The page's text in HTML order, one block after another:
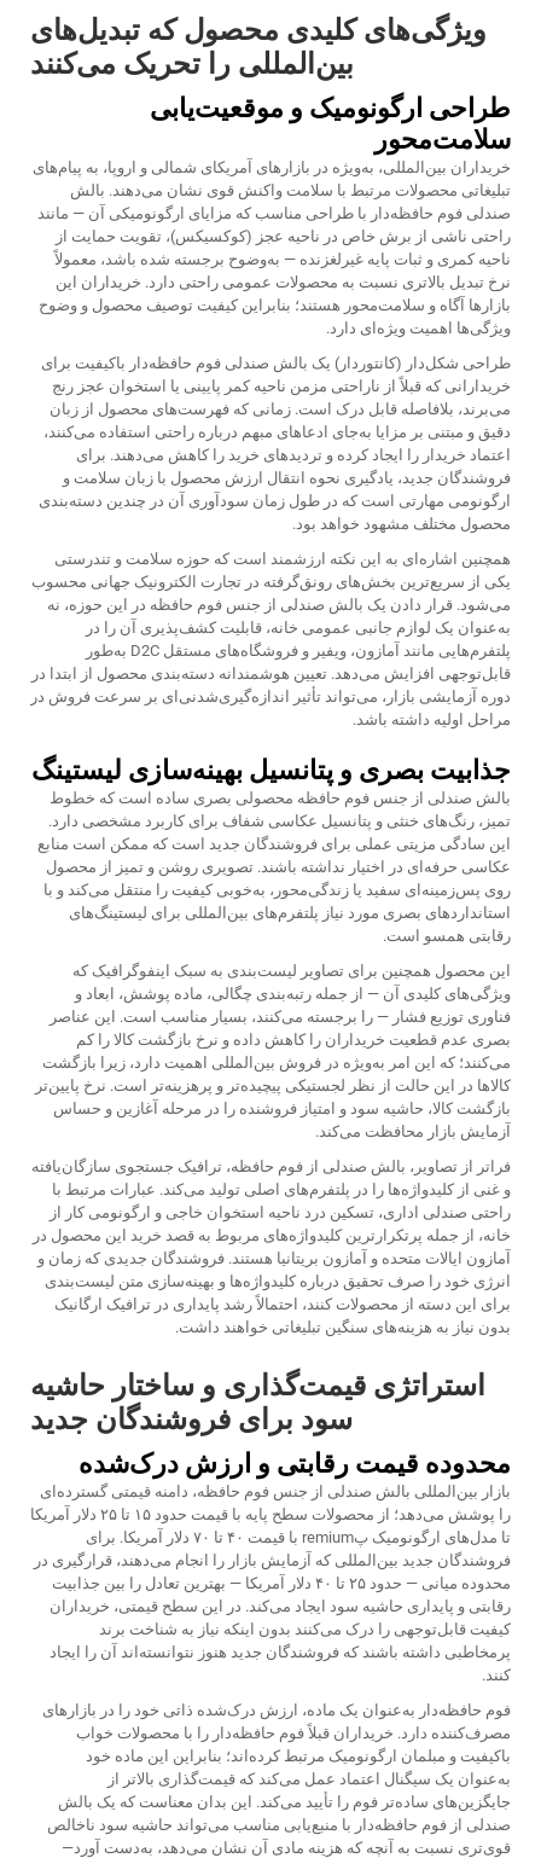
ویژگی‌های کلیدی محصول که تبدیل‌های
بین‌المللی را تحریک می‌کنند
طراحی ارگونومیک و موقعیت‌یابی
سلامت‌محور
خریداران بین‌المللی، به‌ویژه در بازارهای آمریکای شمالی و اروپا، به پیام‌های
تبلیغاتی محصولات مرتبط با سلامت واکنش قوی نشان می‌دهند. بالش
صندلی فوم حافظه‌دار با طراحی مناسب که مزایای ارگونومیکی آن — مانند
راحتی ناشی از برش خاص در ناحیه عجز (کوکسیکس)، تقویت حمایت از
ناحیه کمری و ثبات پایه غیرلغزنده — به‌وضوح برجسته شده باشد، معمولاً
نرخ تبدیل بالاتری نسبت به محصولات عمومی راحتی دارد. خریداران این
بازارها آگاه و سلامت‌محور هستند؛ بنابراین کیفیت توصیف محصول و وضوح
ویژگی‌ها اهمیت ویژه‌ای دارد.
طراحی شکل‌دار (کانتوردار) یک بالش صندلی فوم حافظه‌دار باکیفیت برای
خریدارانی که قبلاً از ناراحتی مزمن ناحیه کمر پایینی یا استخوان عجز رنج
می‌برند، بلافاصله قابل درک است. زمانی که فهرست‌های محصول از زبان
دقیق و مبتنی بر مزایا به‌جای ادعاهای مبهم درباره راحتی استفاده می‌کنند،
اعتماد خریدار را ایجاد کرده و تردیدهای خرید را کاهش می‌دهند. برای
فروشندگان جدید، یادگیری نحوه انتقال ارزش محصول با زبان سلامت و
ارگونومی مهارتی است که در طول زمان سودآوری آن در چندین دسته‌بندی
محصول مختلف مشهود خواهد بود.
همچنین اشاره‌ای به این نکته ارزشمند است که حوزه سلامت و تندرستی
یکی از سریع‌ترین بخش‌های رونق‌گرفته در تجارت الکترونیک جهانی محسوب
می‌شود. قرار دادن یک بالش صندلی از جنس فوم حافظه در این حوزه، نه
به‌عنوان یک لوازم جانبی عمومی خانه، قابلیت کشف‌پذیری آن را در
پلتفرم‌هایی مانند آمازون، ویفیر و فروشگاه‌های مستقل D2C به‌طور
قابل‌توجهی افزایش می‌دهد. تعیین هوشمندانه دسته‌بندی محصول از ابتدا در
دوره آزمایشی بازار، می‌تواند تأثیر اندازه‌گیری‌شدنی‌ای بر سرعت فروش در
مراحل اولیه داشته باشد.
جذابیت بصری و پتانسیل بهینه‌سازی لیستینگ
بالش صندلی از جنس فوم حافظه محصولی بصری ساده است که خطوط
تمیز، رنگ‌های خنثی و پتانسیل عکاسی شفاف برای کاربرد مشخصی دارد.
این سادگی مزیتی عملی برای فروشندگان جدید است که ممکن است منابع
عکاسی حرفه‌ای در اختیار نداشته باشند. تصویری روشن و تمیز از محصول
روی پس‌زمینه‌ای سفید یا زندگی‌محور، به‌خوبی کیفیت را منتقل می‌کند و با
استانداردهای بصری مورد نیاز پلتفرم‌های بین‌المللی برای لیستینگ‌های
رقابتی همسو است.
این محصول همچنین برای تصاویر لیست‌بندی به سبک اینفوگرافیک که
ویژگی‌های کلیدی آن — از جمله رتبه‌بندی چگالی، ماده پوشش، ابعاد و
فناوری توزیع فشار — را برجسته می‌کنند، بسیار مناسب است. این عناصر
بصری عدم قطعیت خریداران را کاهش داده و نرخ بازگشت کالا را کم
می‌کنند؛ که این امر به‌ویژه در فروش بین‌المللی اهمیت دارد، زیرا بازگشت
کالاها در این حالت از نظر لجستیکی پیچیده‌تر و پرهزینه‌تر است. نرخ پایین‌تر
بازگشت کالا، حاشیه سود و امتیاز فروشنده را در مرحله آغازین و حساس
آزمایش بازار محافظت می‌کند.
فراتر از تصاویر، بالش صندلی از فوم حافظه، ترافیک جستجوی سازگان‌یافته
و غنی از کلیدواژه‌ها را در پلتفرم‌های اصلی تولید می‌کند. عبارات مرتبط با
راحتی صندلی اداری، تسکین درد ناحیه استخوان خاجی و ارگونومی کار از
خانه، از جمله پرتکرارترین کلیدواژه‌های مربوط به قصد خرید این محصول در
آمازون ایالات متحده و آمازون بریتانیا هستند. فروشندگان جدیدی که زمان و
انرژی خود را صرف تحقیق درباره کلیدواژه‌ها و بهینه‌سازی متن لیست‌بندی
برای این دسته از محصولات کنند، احتمالاً رشد پایداری در ترافیک ارگانیک
بدون نیاز به هزینه‌های سنگین تبلیغاتی خواهند داشت.
استراتژی قیمت‌گذاری و ساختار حاشیه
سود برای فروشندگان جدید
محدوده قیمت رقابتی و ارزش درک‌شده
بازار بین‌المللی بالش صندلی از جنس فوم حافظه، دامنه قیمتی گسترده‌ای
را پوشش می‌دهد؛ از محصولات سطح پایه با قیمت حدود ۱۵ تا ۲۵ دلار آمریکا
تا مدل‌های ارگونومیک پremium با قیمت ۴۰ تا ۷۰ دلار آمریکا. برای
فروشندگان جدید بین‌المللی که آزمایش بازار را انجام می‌دهند، قرارگیری در
محدوده میانی — حدود ۲۵ تا ۴۰ دلار آمریکا — بهترین تعادل را بین جذابیت
رقابتی و پایداری حاشیه سود ایجاد می‌کند. در این سطح قیمتی، خریداران
کیفیت قابل‌توجهی را درک می‌کنند بدون اینکه نیاز به شناخت برند
پرمخاطبی داشته باشند که فروشندگان جدید هنوز نتوانسته‌اند آن را ایجاد
کنند.
فوم حافظه‌دار به‌عنوان یک ماده، ارزش درک‌شده ذاتی خود را در بازارهای
مصرف‌کننده دارد. خریداران قبلاً فوم حافظه‌دار را با محصولات خواب
باکیفیت و مبلمان ارگونومیک مرتبط کرده‌اند؛ بنابراین این ماده خود
به‌عنوان یک سیگنال اعتماد عمل می‌کند که قیمت‌گذاری بالاتر از
جایگزین‌های ساده‌تر فوم را تأیید می‌کند. این بدان معناست که یک بالش
صندلی از فوم حافظه‌دار با منبع‌یابی مناسب می‌تواند حاشیه سود ناخالص
قوی‌تری نسبت به آنچه که هزینه مادی آن نشان می‌دهد، به‌دست آورد—